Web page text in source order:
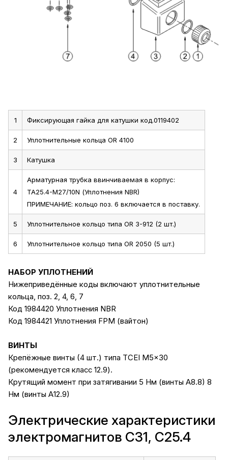
1 Фиксирующая гайка для катушки код.0119402
2 Уплотнительные кольца OR 4100
3 Катушка
4
Арматурная трубка ввинчиваемая в корпус:
TA25.4-M27/10N (Уплотнения NBR)
ПРИМЕЧАНИЕ: кольцо поз. 6 включается в поставку.
5 Уплотнительное кольцо типа OR 3-912 (2 шт.)
6 Уплотнительное кольцо типа OR 2050 (5 шт.)
НАБОР УПЛОТНЕНИЙ
Нижеприведённые коды включают уплотнительные
кольца, поз. 2, 4, 6, 7
Код 1984420 Уплотнения NBR
Код 1984421 Уплотнения FPM (вайтон)
ВИНТЫ
Крепёжные винты (4 шт.) типа TCEI M5x30
(рекомендуется класс 12.9).
Крутящий момент при затягивании 5 Нм (винты А8.8) 8
Нм (винты А12.9)
Электрические характеристики
электромагнитов С31, C25.4